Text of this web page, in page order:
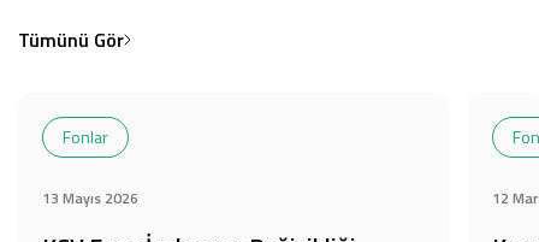
Tümünü Gör
Fonlar
13 Mayıs 2026 12